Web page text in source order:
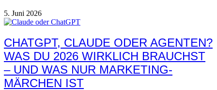
5. Juni 2026
CHATGPT, CLAUDE ODER AGENTEN?
WAS DU 2026 WIRKLICH BRAUCHST
– UND WAS NUR MARKETING-
MÄRCHEN IST